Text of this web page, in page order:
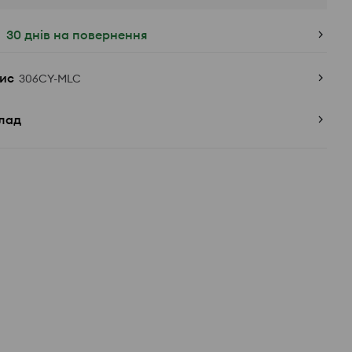
30 днів на повернення
306CY-MLC